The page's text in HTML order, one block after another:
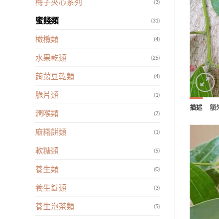
(3)
蜜餞類 (31)
橄欖類 (4)
水果乾類 (25)
蒟蒻豆乾類 (4)
脆片類 (1)
潤喉類 (7)
麻糬餅類 (1)
軟糖類 (5)
養生類 (0)
養生錠類 (3)
養生泡茶類 (5)
描述 額